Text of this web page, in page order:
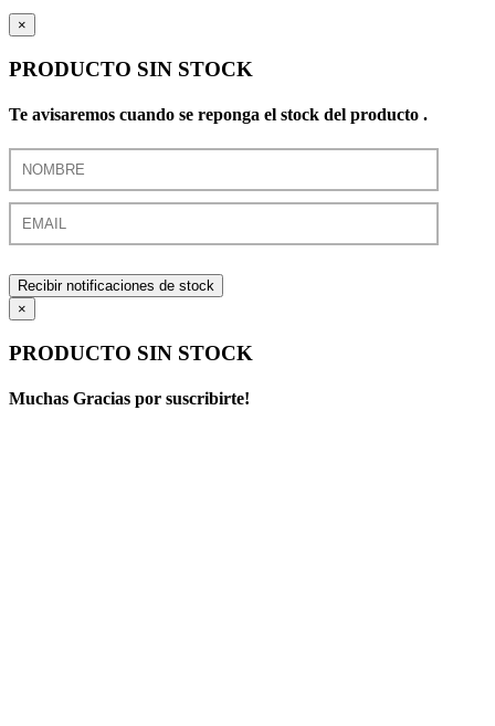
×
PRODUCTO SIN STOCK
Te avisaremos cuando se reponga el stock del producto .
Recibir notificaciones de stock
×
PRODUCTO SIN STOCK
Muchas Gracias por suscribirte!